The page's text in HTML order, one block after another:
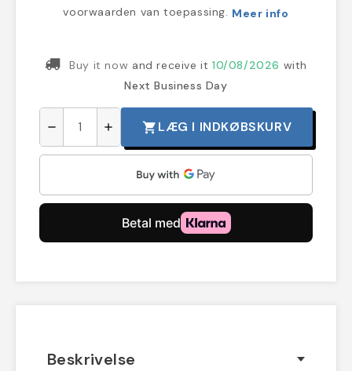
voorwaarden van toepassing. Meer info
Buy it now and receive it 10/08/2026 with
Next Business Day
remove add shopping_cart LÆG I INDKØBSKURV
Beskrivelse